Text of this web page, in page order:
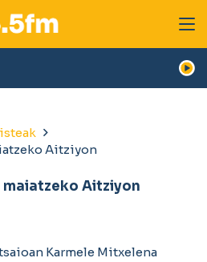
Aitziyon
Aitziyon
Karmele Mitxelena